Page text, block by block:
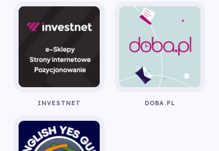
INVESTNET DOBA.PL